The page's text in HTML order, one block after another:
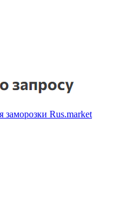
Rus.market